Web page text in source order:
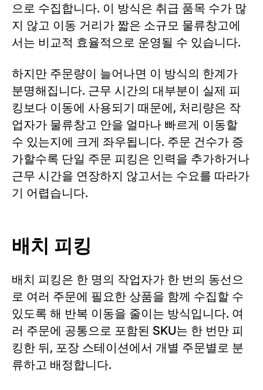
으로 수집합니다. 이 방식은 취급 품목 수가 많
지 않고 이동 거리가 짧은 소규모 물류창고에
서는 비교적 효율적으로 운영될 수 있습니다.
하지만 주문량이 늘어나면 이 방식의 한계가
분명해집니다. 근무 시간의 대부분이 실제 피
킹보다 이동에 사용되기 때문에, 처리량은 작
업자가 물류창고 안을 얼마나 빠르게 이동할
수 있는지에 크게 좌우됩니다. 주문 건수가 증
가할수록 단일 주문 피킹은 인력을 추가하거나
근무 시간을 연장하지 않고서는 수요를 따라가
기 어렵습니다.
배치 피킹
배치 피킹은 한 명의 작업자가 한 번의 동선으
로 여러 주문에 필요한 상품을 함께 수집할 수
있도록 해 반복 이동을 줄이는 방식입니다. 여
러 주문에 공통으로 포함된 SKU는 한 번만 피
킹한 뒤, 포장 스테이션에서 개별 주문별로 분
류하고 배정합니다.